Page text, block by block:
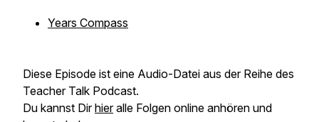
Years Compass
Diese Episode ist eine Audio-Datei aus der Reihe des
Teacher Talk Podcast.
Du kannst Dirhieralle Folgen online anhören und